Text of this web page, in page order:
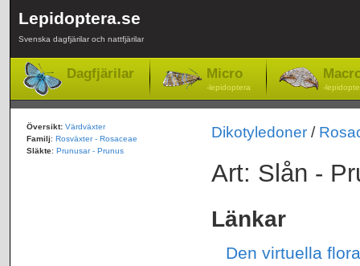
Lepidoptera.se
Svenska dagfjärilar och nattfjärilar
Dagfjärilar Micro
-lepidoptera -
Dikotyledoner/
Art: Slån -
Länkar
Den virtuella
Översikt: Värdväxter
Familj: Rosväxter - Rosaceae
Släkte: Prunusar - Prunus